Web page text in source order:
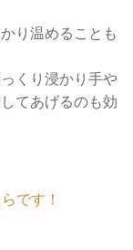
り温めることも
くり浸かり手や
てあげるのも効
です！